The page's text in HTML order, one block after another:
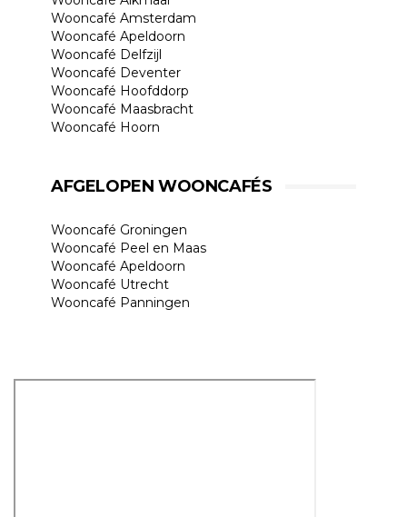
Wooncafé Amsterdam
Wooncafé Apeldoorn
Wooncafé Delfzijl
Wooncafé Deventer
Wooncafé Hoofddorp
Wooncafé Maasbracht
Wooncafé Hoorn
AFGELOPEN WOONCAFÉS
Wooncafé Groningen
Wooncafé Peel en Maas
Wooncafé Apeldoorn
Wooncafé Utrecht
Wooncafé Panningen